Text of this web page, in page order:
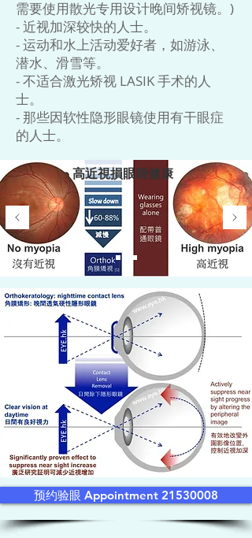
需要使用散光专用设计晚间矫视镜。)
- 近视加深较快的人士。
- 运动和水上活动爱好者，如游泳、
潜水、滑雪等。
- 不适合激光矫视 LASIK 手术的人
士。
- 那些因软性隐形眼镜使用有干眼症
的人士。
高近視損眼睛健康
预约验眼 Appointment 21530008